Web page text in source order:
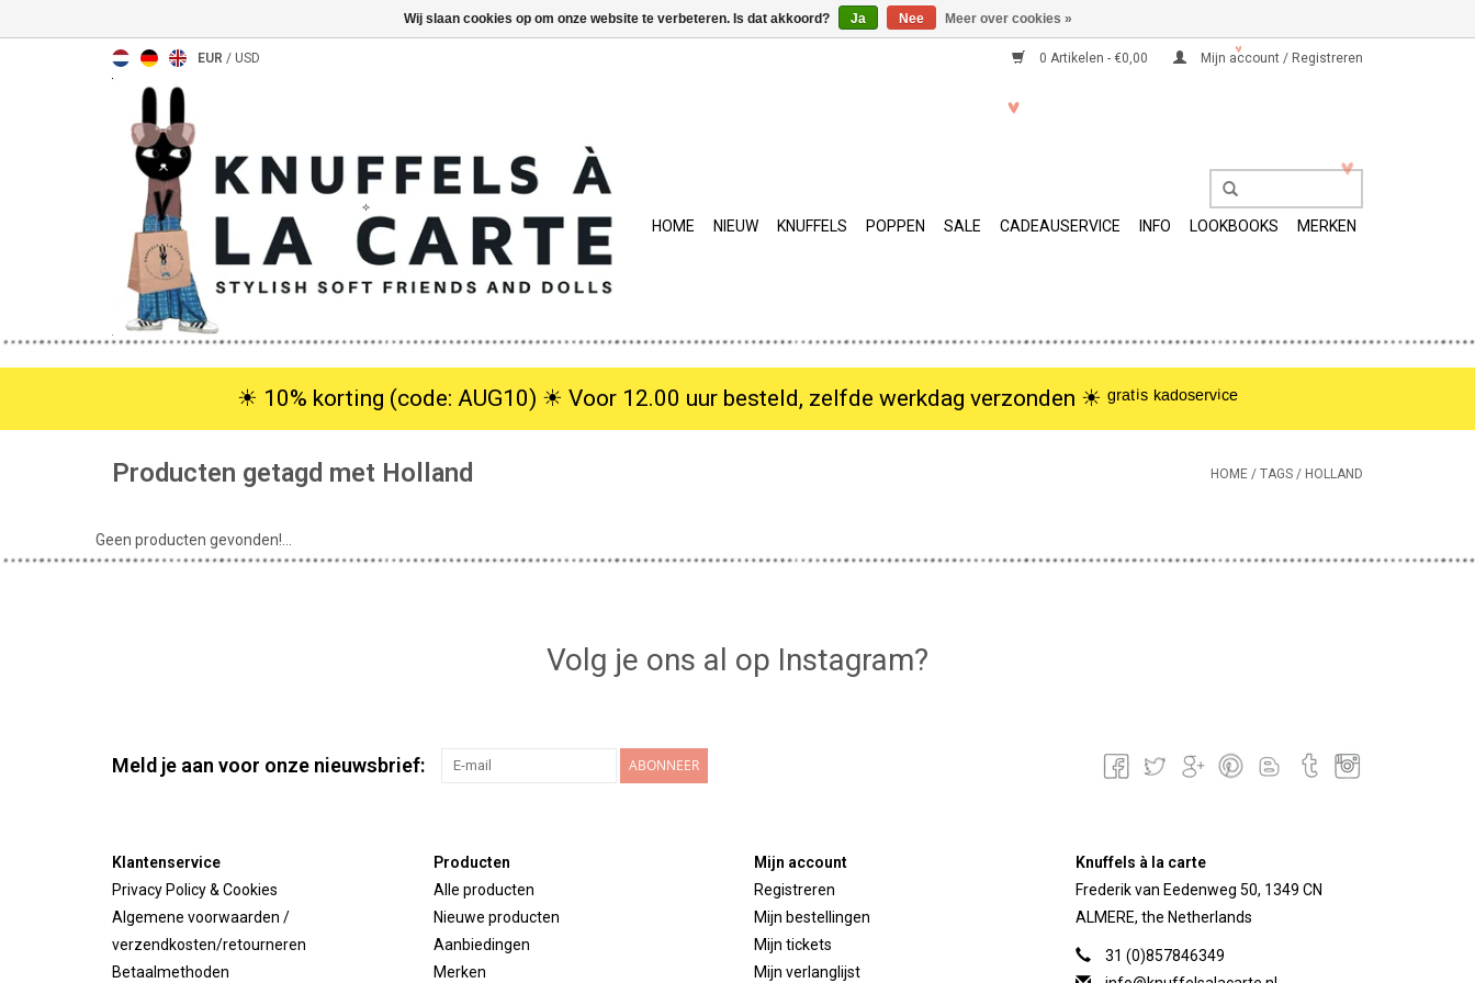
EUR / USD 0 Artikelen - €0,00 Mijn account / Registreren
HOME NIEUW KNUFFELS POPPEN SALE CADEAUSERVICE INFO LOOKBOOKS MERKEN
☀︎ 10% korting (code: AUG10) ☀︎ Voor 12.00 uur besteld, zelfde werkdag verzonden ☀︎ ᵍʳᵃᵗⁱˢ ᵏᵃᵈᵒˢᵉʳᵛⁱᶜᵉ
Producten getagd met Holland HOME / TAGS / HOLLAND
Geen producten gevonden!...
Volg je ons al op Instagram?
Meld je aan voor onze nieuwsbrief: ABONNEER
Klantenservice
Privacy Policy & Cookies
Algemene voorwaarden /
verzendkosten/retourneren
Betaalmethoden
Producten
Alle producten
Nieuwe producten
Aanbiedingen
Merken
Mijn account
Registreren
Mijn bestellingen
Mijn tickets
Mijn verlanglijst
Knuffels à la carte
Frederik van Eedenweg 50, 1349 CN
ALMERE, the Netherlands
31 (0)857846349
Wij slaan cookies op om onze website te verbeteren. Is dat akkoord? Ja Nee Meer over cookies »